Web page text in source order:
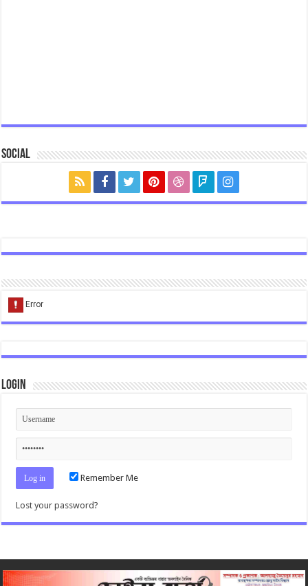
Social
Login
Remember Me
Lost your password?